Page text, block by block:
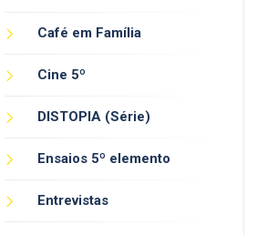
Café em Família
Cine 5º
DISTOPIA (Série)
Ensaios 5º elemento
Entrevistas